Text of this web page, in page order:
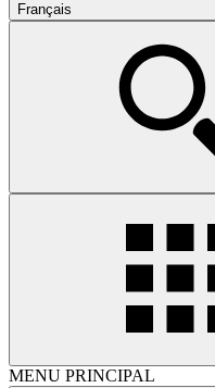
Français
MENU PRINCIPAL